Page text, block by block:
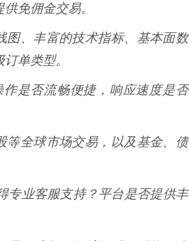
免佣金交易。
图、丰富的技术指标、基本面数
单类型。
是否流畅便捷，响应速度是否
等全球市场交易，以及基金、债
专业客服支持？平台是否提供丰